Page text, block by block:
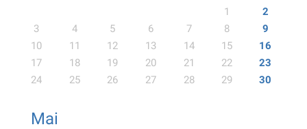
1
2
3
4 5 6 7 8
9
10
11 12 13 14 15
16
17
18 19 20 21 22
23
24
25 26 27 28 29 30
Mai